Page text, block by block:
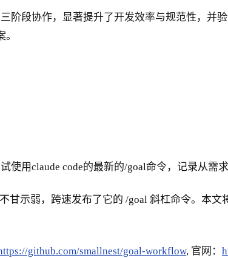
阶段协作，显著提升了开发效率与规范性，并
用claude code的最新的/goal命令，记录从需
甘示弱，跨速发布了它的 /goal 斜杠命令。本
github.com/smallnest/goal-workflow, 官网：